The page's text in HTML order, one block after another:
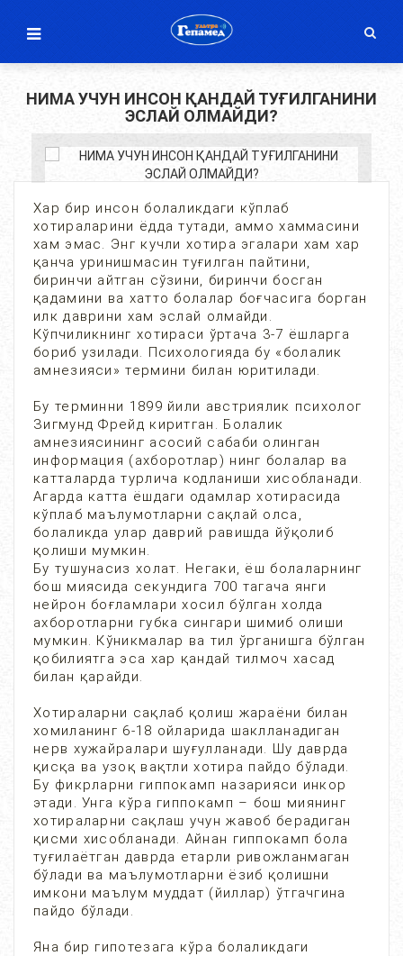
НИМА УЧУН ИНСОН ҚАНДАЙ ТУҒИЛГАНИНИ
ЭСЛАЙ ОЛМАЙДИ?
Хар бир инсон болаликдаги кўплаб
хотираларини ёдда тутади, аммо хаммасини
хам эмас. Энг кучли хотира эгалари хам хар
қанча уринишмасин туғилган пайтини,
биринчи айтган сўзини, биринчи босган
қадамини ва хатто болалар боғчасига борган
илк даврини хам эслай олмайди.
Кўпчиликнинг хотираси ўртача 3-7 ёшларга
бориб узилади. Психологияда бу «болалик
амнезияси» термини билан юритилади.
Бу терминни 1899 йили австриялик психолог
Зигмунд Фрейд киритган. Болалик
амнезиясининг асосий сабаби олинган
информация (ахборотлар) нинг болалар ва
катталарда турлича кодланиши хисобланади.
Агарда катта ёшдаги одамлар хотирасида
кўплаб маълумотларни сақлай олса,
болаликда улар даврий равишда йўқолиб
қолиши мумкин.
Бу тушунасиз холат. Негаки, ёш болаларнинг
бош миясида секундига 700 тагача янги
нейрон боғламлари хосил бўлган холда
ахборотларни губка сингари шимиб олиши
мумкин. Кўникмалар ва тил ўрганишга бўлган
қобилиятга эса хар қандай тилмоч хасад
билан қарайди.
Хотираларни сақлаб қолиш жараёни билан
хомиланинг 6-18 ойларида шаклланадиган
нерв хужайралари шуғулланади. Шу даврда
қисқа ва узоқ вақтли хотира пайдо бўлади.
Бу фикрларни гиппокамп назарияси инкор
этади. Унга кўра гиппокамп – бош миянинг
хотираларни сақлаш учун жавоб берадиган
қисми хисобланади. Айнан гиппокамп бола
туғилаётган даврда етарли ривожланмаган
бўлади ва маълумотларни ёзиб қолишни
имкони маълум муддат (йиллар) ўтгачгина
пайдо бўлади.
Яна бир гипотезага кўра болаликдаги